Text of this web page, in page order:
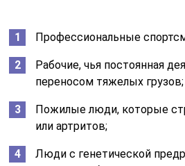
серьезных перегрузок, так как
наступление болезни плечевого
В группе риска спортсмены и
профессия требует постоянно
Лечение бурсита
средствами в